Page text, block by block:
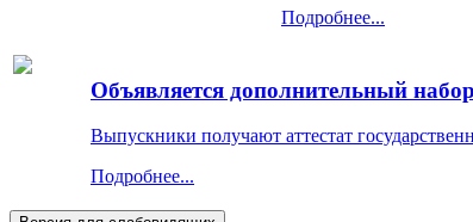
Подробнее...
Объявляется дополнительный
Выпускники получают аттестат
Подробнее...